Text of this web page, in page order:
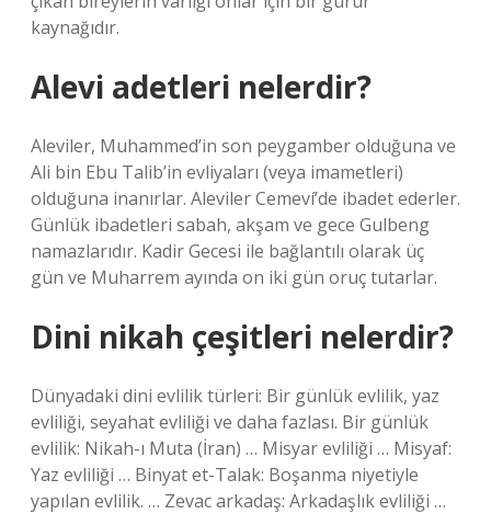
kaynağıdır.
Alevi adetleri nelerdir?
Aleviler, Muhammed’in son peygamber olduğuna ve
Ali bin Ebu Talib’in evliyaları (veya imametleri)
olduğuna inanırlar. Aleviler Cemeví’de ibadet ederler.
Günlük ibadetleri sabah, akşam ve gece Gulbeng
namazlarıdır. Kadir Gecesi ile bağlantılı olarak üç
gün ve Muharrem ayında on iki gün oruç tutarlar.
Dini nikah çeşitleri nelerdir?
Dünyadaki dini evlilik türleri: Bir günlük evlilik, yaz
evliliği, seyahat evliliği ve daha fazlası. Bir günlük
evlilik: Nikah-ı Muta (İran) … Misyar evliliği … Misyaf:
Yaz evliliği … Binyat et-Talak: Boşanma niyetiyle
yapılan evlilik. … Zevac arkadaş: Arkadaşlık evliliği …